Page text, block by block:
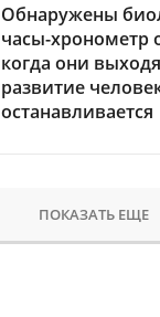
Обнаружены
часы-хронометр
когда они
развитие
останавливается
ПОКАЗАТЬ ЕЩЕ